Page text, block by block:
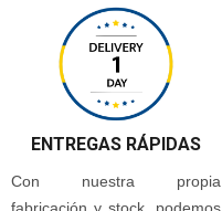
ENTREGAS RÁPIDAS
Con nuestra propia